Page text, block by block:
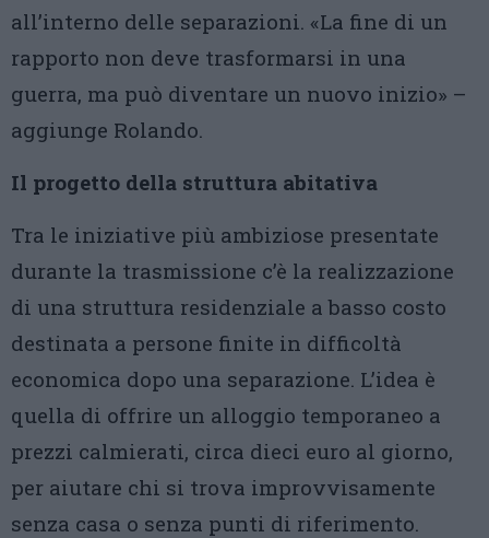
all’interno delle separazioni. «La fine di un
rapporto non deve trasformarsi in una
guerra, ma può diventare un nuovo inizio» –
aggiunge Rolando.
Il progetto della struttura abitativa
Tra le iniziative più ambiziose presentate
durante la trasmissione c’è la realizzazione
di una struttura residenziale a basso costo
destinata a persone finite in difficoltà
economica dopo una separazione. L’idea è
quella di offrire un alloggio temporaneo a
prezzi calmierati, circa dieci euro al giorno,
per aiutare chi si trova improvvisamente
senza casa o senza punti di riferimento.